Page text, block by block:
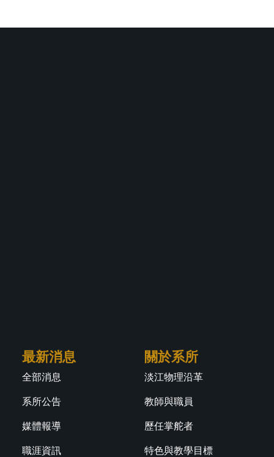
最新消息
全部消息
系所公告
媒體報導
職涯資訊
關於系所
淡江物理沿革
教師與職員
歷任掌舵者
特色與教學目標